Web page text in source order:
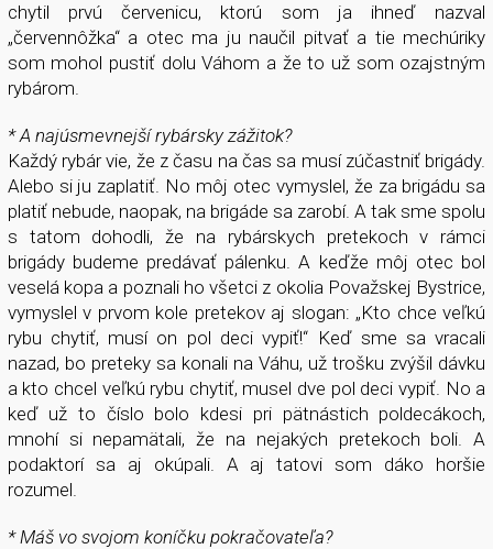
chytil prvú červenicu, ktorú som ja ihneď nazval
„červennôžka“ a otec ma ju naučil pitvať a tie mechúriky
som mohol pustiť dolu Váhom a že to už som ozajstným
rybárom.
* A najúsmevnejší rybársky zážitok?
Každý rybár vie, že z času na čas sa musí zúčastniť brigády.
Alebo si ju zaplatiť. No môj otec vymyslel, že za brigádu sa
platiť nebude, naopak, na brigáde sa zarobí. A tak sme spolu
s tatom dohodli, že na rybárskych pretekoch v rámci
brigády budeme predávať pálenku. A keďže môj otec bol
veselá kopa a poznali ho všetci z okolia Považskej Bystrice,
vymyslel v prvom kole pretekov aj slogan: „Kto chce veľkú
rybu chytiť, musí on pol deci vypiť!“ Keď sme sa vracali
nazad, bo preteky sa konali na Váhu, už trošku zvýšil dávku
a kto chcel veľkú rybu chytiť, musel dve pol deci vypiť. No a
keď už to číslo bolo kdesi pri pätnástich poldecákoch,
mnohí si nepamätali, že na nejakých pretekoch boli. A
podaktorí sa aj okúpali. A aj tatovi som dáko horšie
rozumel.
* Máš vo svojom koníčku pokračovateľa?